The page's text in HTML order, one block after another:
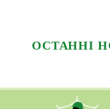
ОСТАННІ